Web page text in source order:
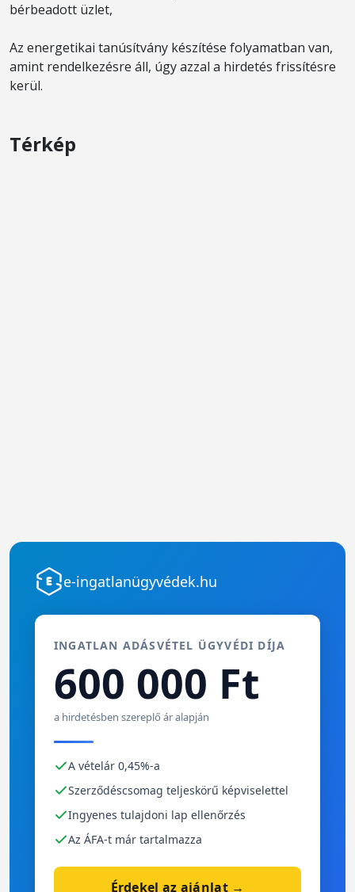
bérbeadott üzlet,
Az energetikai tanúsítvány készítése folyamatban van,
amint rendelkezésre áll, úgy azzal a hirdetés frissítésre
kerül.
Térkép
e-ingatlanügyvédek.hu
INGATLAN ADÁSVÉTEL ÜGYVÉDI DÍJA
600 000 Ft
a hirdetésben szereplő ár alapján
A vételár 0,45%-a
Szerződéscsomag teljeskörű képviselettel
Ingyenes tulajdoni lap ellenőrzés
Az ÁFA-t már tartalmazza
Érdekel az ajánlat →